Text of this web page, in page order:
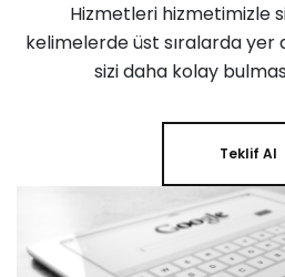
Hizmetleri hizmetimizle
kelimelerde üst sıralarda yer
sizi daha kolay
Teklif Al